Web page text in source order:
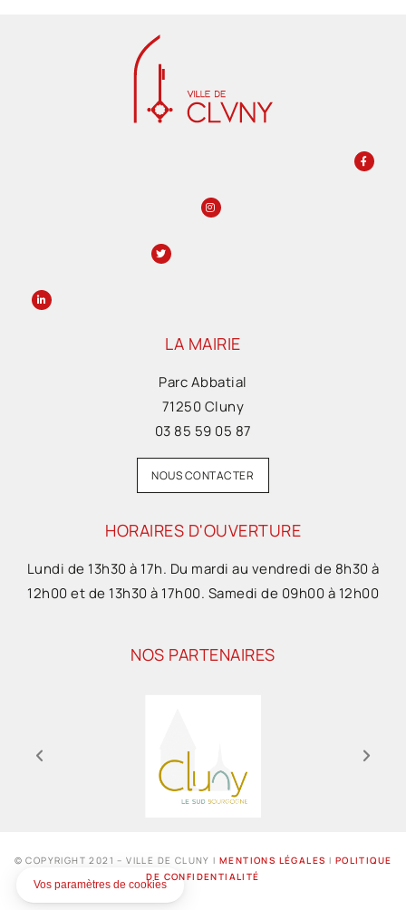
LA MAIRIE
Parc Abbatial
71250 Cluny
03 85 59 05 87
NOUS CONTACTER
HORAIRES D'OUVERTURE
Lundi de 13h30 à 17h. Du mardi au vendredi de 8h30 à
12h00 et de 13h30 à 17h00. Samedi de 09h00 à 12h00
NOS PARTENAIRES
© COPYRIGHT 2021 – VILLE DE CLUNY IMENTIONS LÉGALES I POLITIQUE
DE CONFIDENTIALITÉ